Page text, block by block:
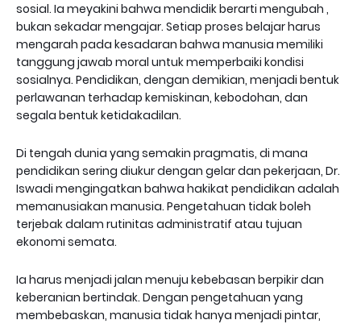
sosial. Ia meyakini bahwa mendidik berarti mengubah ,
bukan sekadar mengajar. Setiap proses belajar harus
mengarah pada kesadaran bahwa manusia memiliki
tanggung jawab moral untuk memperbaiki kondisi
sosialnya. Pendidikan, dengan demikian, menjadi bentuk
perlawanan terhadap kemiskinan, kebodohan, dan
segala bentuk ketidakadilan.
Di tengah dunia yang semakin pragmatis, di mana
pendidikan sering diukur dengan gelar dan pekerjaan, Dr.
Iswadi mengingatkan bahwa hakikat pendidikan adalah
memanusiakan manusia. Pengetahuan tidak boleh
terjebak dalam rutinitas administratif atau tujuan
ekonomi semata.
Ia harus menjadi jalan menuju kebebasan berpikir dan
keberanian bertindak. Dengan pengetahuan yang
membebaskan, manusia tidak hanya menjadi pintar,